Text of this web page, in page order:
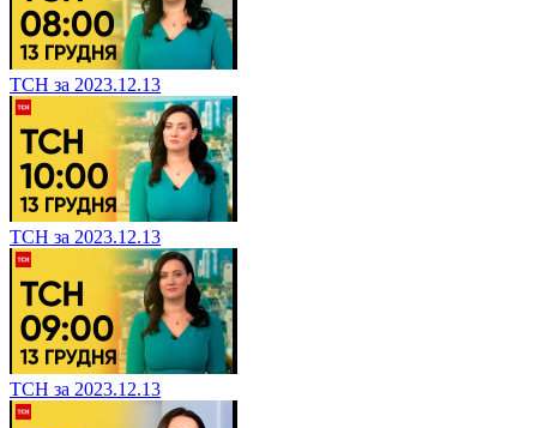
ТСН за 2023.12.13
ТСН за 2023.12.13
ТСН за 2023.12.13